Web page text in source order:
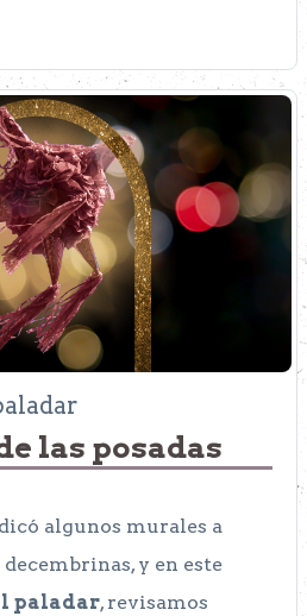
las posadas
algunos murales a
y en este
paladar, revisamos